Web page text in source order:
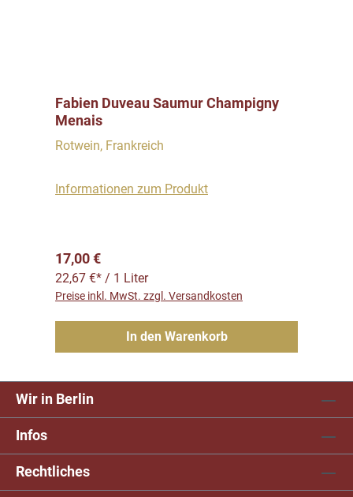
Fabien Duveau Saumur Champigny
Menais
Rotwein, Frankreich
Informationen zum Produkt
Regulärer Preis:
17,00 €
22,67 €* / 1 Liter
Preise inkl. MwSt. zzgl. Versandkosten
In den Warenkorb
Wir in Berlin
Infos
Rechtliches